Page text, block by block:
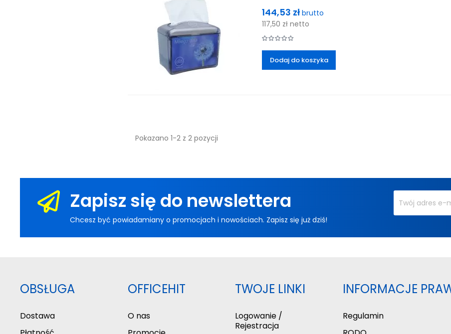
Cena
144,53 złbrutto
117,50 zł netto
Dodaj do koszyka
Pokazano 1-2 z 2 pozycji
Zapisz się do newslettera
Chcesz być powiadamiany o promocjach i nowościach. Zapisz się już dziś!
OBSŁUGA
Dostawa
OFFICEHIT
O nas
TWOJE LINKI
Logowanie /
Rejestracja
INFORMACJE
Regulamin